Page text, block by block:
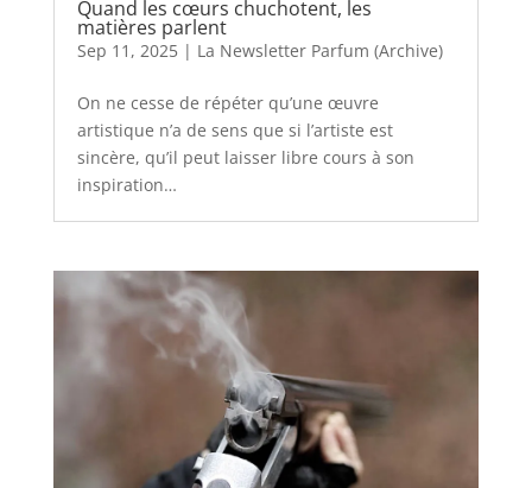
Quand les cœurs chuchotent, les
matières parlent
Sep 11, 2025| La Newsletter Parfum (Archive)
On ne cesse de répéter qu’une œuvre
artistique n’a de sens que si l’artiste est
sincère, qu’il peut laisser libre cours à son
inspiration…